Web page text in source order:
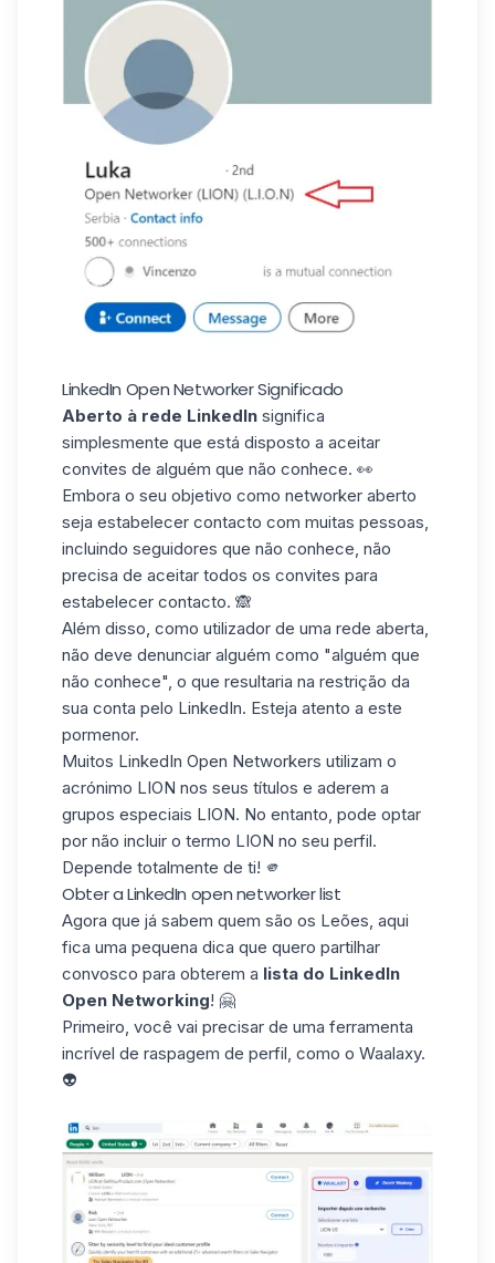
LinkedIn Open Networker Significado
Aberto à rede LinkedIn significa
simplesmente que está disposto a aceitar
convites de alguém que não conhece. 👀
Embora o seu objetivo como networker aberto
seja estabelecer contacto com muitas pessoas,
incluindo seguidores que não conhece, não
precisa de aceitar todos os convites para
estabelecer contacto. 🙈
Além disso, como utilizador de uma rede aberta,
não deve denunciar alguém como "alguém que
não conhece", o que resultaria na restrição da
sua conta pelo LinkedIn. Esteja atento a este
pormenor.
Muitos LinkedIn Open Networkers utilizam o
acrónimo LION nos seus títulos e aderem a
grupos especiais LION. No entanto, pode optar
por não incluir o termo LION no seu perfil.
Depende totalmente de ti! 🫵
Obter a LinkedIn open networker list
Agora que já sabem quem são os Leões, aqui
fica uma pequena dica que quero partilhar
convosco para obterem a lista do LinkedIn
Open Networking! 🤗
Primeiro, você vai precisar de uma ferramenta
incrível de raspagem de perfil, como o Waalaxy.
👽